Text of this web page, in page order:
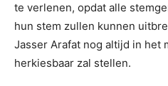
te verlenen, opdat alle
hun stem zullen kunnen
Jasser Arafat nog altijd in het
herkiesbaar zal stellen.